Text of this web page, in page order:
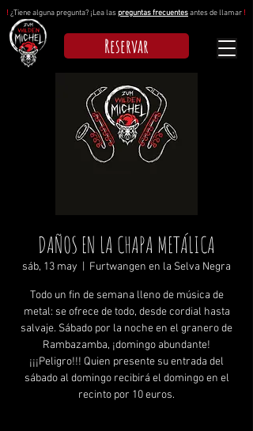
! ¿Tiene alguna pregunta? ¡Lea las preguntas frecuentesantes de llamar !
Reservar
DAÑOS EN LA CHAPA METÁLICA
sáb, 13 may Furtwangen en la Selva Negra
Todo un fin de semana lleno de música de
metal: se ofrece de todo, desde cordial hasta
salvaje. Sábado por la noche en el granero de
Rambazamba, ¡domingo abundante!
¡¡¡Peligro!!! Quien presente su entrada del
sábado al domingo recibirá el domingo en el
recinto por 10 euros.